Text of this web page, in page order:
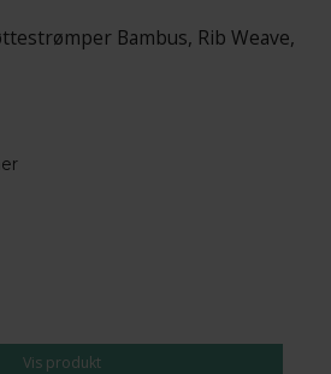
Bambus, Rib Weave,
Vis produkt